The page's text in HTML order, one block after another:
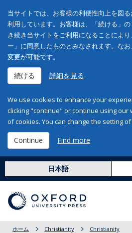
当サイトでは、お客様の利便性向上を図
利用しています。お客様は、「続ける」
き続き当サイトをご利用になることによ
ー」に同意したものとみなされます。な
変更が可能です。
続ける 詳細を見る
We use cookies to enhance your
clicking "continue" or continue using our
of cookies. You can change the setting
Continue Find more
日本語
ホーム Christianity
Christianity